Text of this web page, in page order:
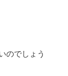
のでしょう